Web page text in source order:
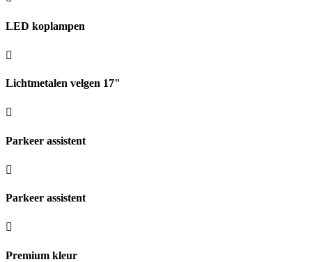
LED koplampen
Lichtmetalen velgen 17"
Parkeer assistent
Parkeer assistent
Premium kleur